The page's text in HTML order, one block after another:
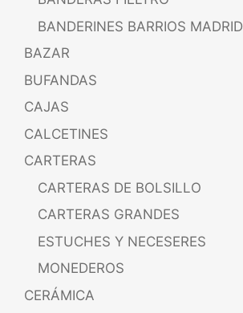
BANDERINES BARRIOS MADRID
BAZAR
BUFANDAS
CAJAS
CALCETINES
CARTERAS
CARTERAS DE BOLSILLO
CARTERAS GRANDES
ESTUCHES Y NECESERES
MONEDEROS
CERÁMICA